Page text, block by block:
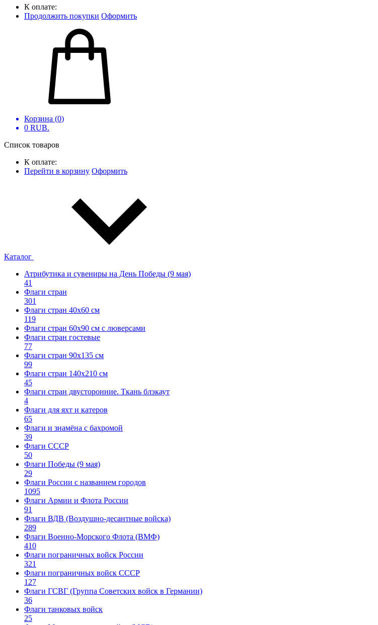
К оплате:
Продолжить покупки Оформить
Корзина (0)
0 RUB.
Список товаров
К оплате:
Перейти в корзину Оформить
Каталог
Атрибутика и сувениры на День Победы (9 мая)
41
Флаги стран
301
Флаги стран 40х60 см
119
Флаги стран 60x90 см с люверсами
Флаги стран гостевые
77
Флаги стран 90х135 см
99
Флаги стран 140х210 см
45
Флаги стран двусторонние. Ткань блэкаут
4
Флаги для яхт и катеров
65
Флаги и знамёна с бахромой
39
Флаги СССР
50
Флаги Победы (9 мая)
29
Флаги России с названием городов
1095
Флаги Армии и Флота России
91
Флаги ВДВ (Воздушно-десантные войска)
289
Флаги Военно-Морского Флота (ВМФ)
410
Флаги пограничных войск России
321
Флаги пограничных войск СССР
127
Флаги ГСВГ (Группа Советских войск в Германии)
36
Флаги танковых войск
25